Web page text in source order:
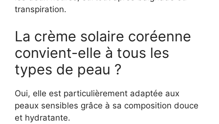
transpiration.
La crème solaire coréenne
convient-elle à tous les
types de peau ?
Oui, elle est particulièrement adaptée aux
peaux sensibles grâce à sa composition douce
et hydratante.